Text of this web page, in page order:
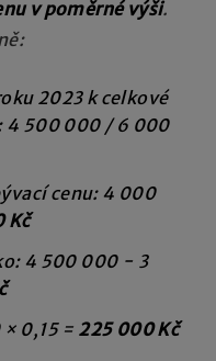
v poměrné výši.
2023 k celkové
4 500 000 / 6 000
cenu: 4 000
Kč
4 500 000 − 3
0,15 = 225 000 Kč